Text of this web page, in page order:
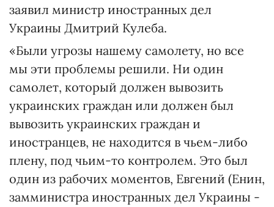
заявил министр иностранных дел
Украины Дмитрий Кулеба.
«Были угрозы нашему самолету, но все
мы эти проблемы решили. Ни один
самолет, который должен вывозить
украинских граждан или должен был
вывозить украинских граждан и
иностранцев, не находится в чьем-либо
плену, под чьим-то контролем. Это был
один из рабочих моментов, Евгений (Енин,
замминистра иностранных дел Украины -